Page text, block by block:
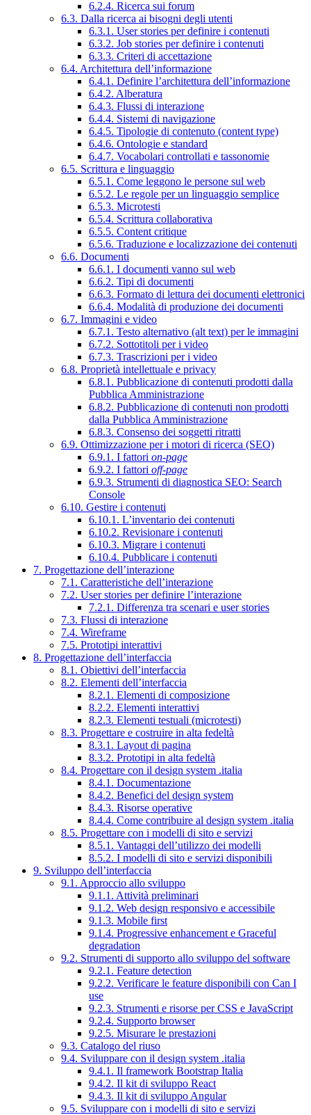
6.2.4. Ricerca sui forum
6.3. Dalla ricerca ai bisogni degli utenti
6.3.1. User stories per definire i contenuti
6.3.2. Job stories per definire i contenuti
6.3.3. Criteri di accettazione
6.4. Architettura dell’informazione
6.4.1. Definire l’architettura dell’informazione
6.4.2. Alberatura
6.4.3. Flussi di interazione
6.4.4. Sistemi di navigazione
6.4.5. Tipologie di contenuto (content type)
6.4.6. Ontologie e standard
6.4.7. Vocabolari controllati e tassonomie
6.5. Scrittura e linguaggio
6.5.1. Come leggono le persone sul web
6.5.2. Le regole per un linguaggio semplice
6.5.3. Microtesti
6.5.4. Scrittura collaborativa
6.5.5. Content critique
6.5.6. Traduzione e localizzazione dei contenuti
6.6. Documenti
6.6.1. I documenti vanno sul web
6.6.2. Tipi di documenti
6.6.3. Formato di lettura dei documenti elettronici
6.6.4. Modalità di produzione dei documenti
6.7. Immagini e video
6.7.1. Testo alternativo (alt text) per le immagini
6.7.2. Sottotitoli per i video
6.7.3. Trascrizioni per i video
6.8. Proprietà intellettuale e privacy
6.8.1. Pubblicazione di contenuti prodotti dalla
Pubblica Amministrazione
6.8.2. Pubblicazione di contenuti non prodotti
dalla Pubblica Amministrazione
6.8.3. Consenso dei soggetti ritratti
6.9. Ottimizzazione per i motori di ricerca (SEO)
6.9.1. I fattori on-page
6.9.2. I fattori off-page
6.9.3. Strumenti di diagnostica SEO: Search
Console
6.10. Gestire i contenuti
6.10.1. L’inventario dei contenuti
6.10.2. Revisionare i contenuti
6.10.3. Migrare i contenuti
6.10.4. Pubblicare i contenuti
7. Progettazione dell’interazione
7.1. Caratteristiche dell’interazione
7.2. User stories per definire l’interazione
7.2.1. Differenza tra scenari e user stories
7.3. Flussi di interazione
7.4. Wireframe
7.5. Prototipi interattivi
8. Progettazione dell’interfaccia
8.1. Obiettivi dell’interfaccia
8.2. Elementi dell’interfaccia
8.2.1. Elementi di composizione
8.2.2. Elementi interattivi
8.2.3. Elementi testuali (microtesti)
8.3. Progettare e costruire in alta fedeltà
8.3.1. Layout di pagina
8.3.2. Prototipi in alta fedeltà
8.4. Progettare con il design system .italia
8.4.1. Documentazione
8.4.2. Benefici del design system
8.4.3. Risorse operative
8.4.4. Come contribuire al design system .italia
8.5. Progettare con i modelli di sito e servizi
8.5.1. Vantaggi dell’utilizzo dei modelli
8.5.2. I modelli di sito e servizi disponibili
9. Sviluppo dell’interfaccia
9.1. Approccio allo sviluppo
9.1.1. Attività preliminari
9.1.2. Web design responsivo e accessibile
9.1.3. Mobile first
9.1.4. Progressive enhancement e Graceful
degradation
9.2. Strumenti di supporto allo sviluppo del software
9.2.1. Feature detection
9.2.2. Verificare le feature disponibili con Can I
use
9.2.3. Strumenti e risorse per CSS e JavaScript
9.2.4. Supporto browser
9.2.5. Misurare le prestazioni
9.3. Catalogo del riuso
9.4. Sviluppare con il design system .italia
9.4.1. Il framework Bootstrap Italia
9.4.2. Il kit di sviluppo React
9.4.3. Il kit di sviluppo Angular
9.5. Sviluppare con i modelli di sito e servizi